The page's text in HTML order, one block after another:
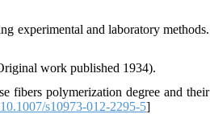
experimental and laboratory methods.
work published 1934).
fibers polymerization degree and their
s10973-012-2295-5]